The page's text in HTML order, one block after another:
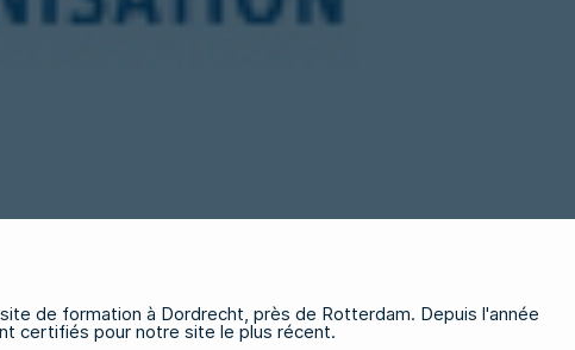
de formation à Dordrecht, près de Rotterdam. Depuis l'année
certifiés pour notre site le plus récent.